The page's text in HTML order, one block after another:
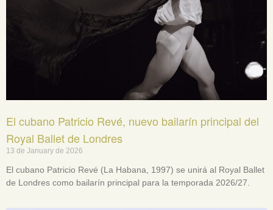
El cubano Patricio Revé, nuevo bailarín principal del
Royal Ballet de Londres
13 de January de 2026
El cubano Patricio Revé (La Habana, 1997) se unirá al Royal Ballet
de Londres como bailarín principal para la temporada 2026/27.